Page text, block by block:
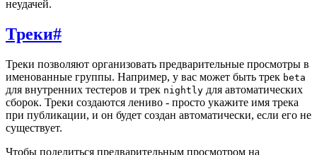
неудачей.
Треки#
Треки позволяют организовать предварительные просмотры в
именованные группы. Например, у вас может быть трек beta
для внутренних тестеров и трек nightly для автоматических
сборок. Треки создаются лениво - просто укажите имя трека
при публикации, и он будет создан автоматически, если его не
существует.
Чтобы поделиться предварительным просмотром на